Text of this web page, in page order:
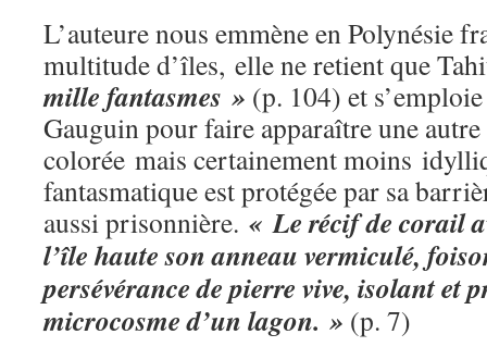
L’auteure nous emmène en Polynésie
multitude d’îles, elle ne retient que
mille fantasmes » (p. 104) et
Gauguin pour faire apparaître une
colorée mais certainement moins
fantasmatique est protégée par sa
aussi prisonnière. « Le récif de corail
l’île haute son anneau vermiculé,
persévérance de pierre vive, isolant et
microcosme d’un lagon. » (p. 7)